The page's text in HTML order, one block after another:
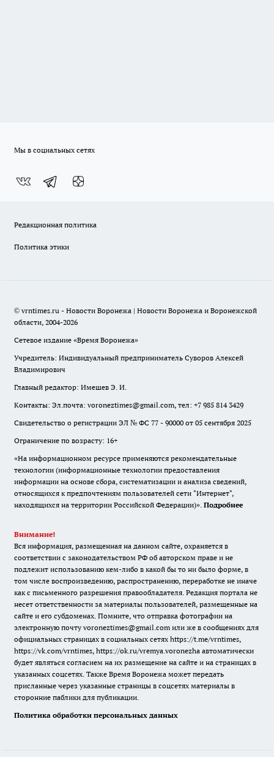
Мы в социальных сетях
Редакционная политика
Политика этики
© vrntimes.ru - Новости Воронежа | Новости Воронежа и Воронежской
области, 2004-2026
Сетевое издание «Время Воронежа»
Учредитель: Индивидуальный предприниматель Суворов Алексей
Владимирович
Главный редактор: Имешев Э. И.
Контакты: Эл.почта: voroneztimes@gmail.com, тел: +7 985 814 3429
Свидетельство о регистрации ЭЛ № ФС 77 - 90000 от 05 сентября 2025
Ограничение по возрасту: 16+
«На информационном ресурсе применяются рекомендательные
технологии (информационные технологии предоставления
информации на основе сбора, систематизации и анализа сведений,
относящихся к предпочтениям пользователей сети "Интернет",
находящихся на территории Российской Федерации)». Подробнее
Внимание!
Вся информация, размещенная на данном сайте, охраняется в
соответствии с законодательством РФ об авторском праве и не
подлежит использованию кем-либо в какой бы то ни было форме, в
том числе воспроизведению, распространению, переработке не иначе
как с письменного разрешения правообладателя. Редакция портала не
несет ответственности за материалы пользователей, размещенные на
сайте и его субдоменах. Помните, что отправка фотографии на
электронную почту voroneztimes@gmail.com или же в сообщениях для
официальных страницах в социальных сетях https://t.me/vrntimes,
https://vk.com/vrntimes, https://ok.ru/vremya.voronezha автоматически
будет являться согласием на их размещение на сайте и на страницах в
указанных соцсетях. Также Время Воронежа может передать
присланные через указанные страницы в соцсетях материалы в
сторонние паблики для публикации.
Политика обработки персональных данных